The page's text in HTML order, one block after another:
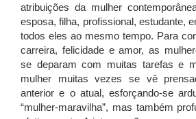
atribuições da mulher
esposa, filha, profissional, estudante,
todos eles ao mesmo tempo. Para
carreira, felicidade e amor, as
se deparam com muitas tarefas e
mulher muitas vezes se vê
anterior e o atual, esforçando-se
“mulher-maravilha”, mas também